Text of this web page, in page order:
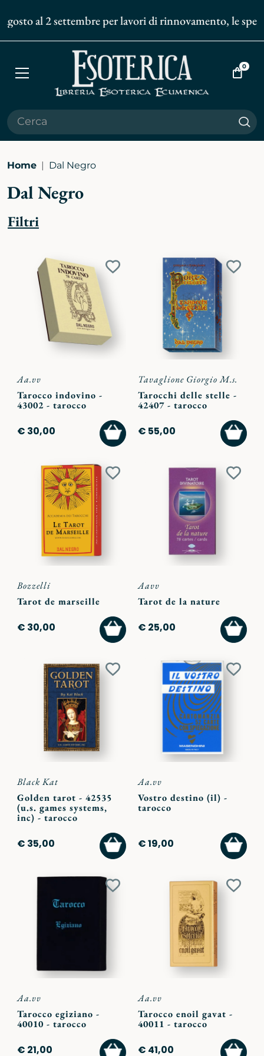
al 2 settembre per lavori di rinnovamento, le
Apri
Vai
0
Home Dal Negro
Dal Negro
Filtri
Aggiungi
Aa.vv
Tarocco indovino -
43002 - tarocco
€ 30,00
AGGIUNGI
AL
CARRELLO
Tavaglione Giorgio M.s.
Tarocchi delle stelle -
42407 - tarocco
€ 55,00
AL
Aggiungi
Bozzelli
Tarot de marseille
€ 30,00
AGGIUNGI
AL
CARRELLO
Aavv
Tarot de la nature
€ 25,00
AL
Aggiungi
Black Kat
Golden tarot - 42535
(u.s. games systems,
inc) - tarocco
€ 35,00
AGGIUNGI
AL
CARRELLO
Aa.vv
Vostro destino (il) -
tarocco
€ 19,00
AL
Aggiungi
Aa.vv
Tarocco egiziano -
40010 - tarocco
€ 21,00
AGGIUNGI
Aa.vv
Tarocco enoil gavat -
40011 - tarocco
€ 41,00